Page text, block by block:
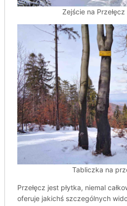
Zejście na
Tabliczka na
Przełęcz jest płytka, niemal
oferuje jakichś szczególnych